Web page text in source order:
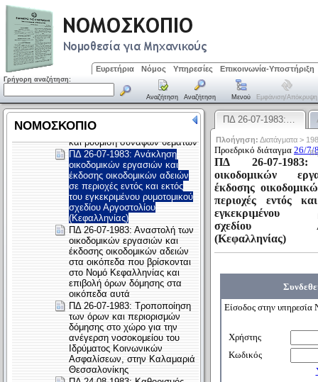
Ευρετήρια Νόμος Υπηρεσίες Επικοινωνία-Υποστήριξη
Γρήγορη αναζήτηση:
Αναζήτηση Αναζήτηση Μενού Εμφάνιση/απόκρυψη
ΠΔ 26-07-1983:…